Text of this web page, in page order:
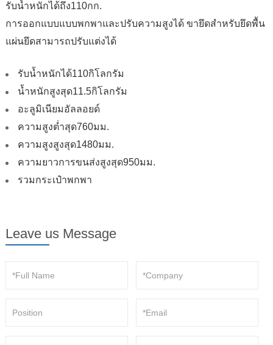
รับน้ำหนักได้ถึง110กก.
การออกแบบแบบพกพาและปรับความสูงได้ ขายึดสำหรับยึดพื้น
แผ่นยึดสามารถปรับแต่งได้
รับน้ำหนักได้110กิโลกรัม
น้ำหนักสูงสุด11.5กิโลกรัม
อะลูมิเนียมอัลลอยด์
ความสูงต่ำสุด760มม.
ความสูงสูงสุด1480มม.
ความยาวการขนส่งสูงสุด950มม.
รวมกระเป๋าพกพา
Leave us Message